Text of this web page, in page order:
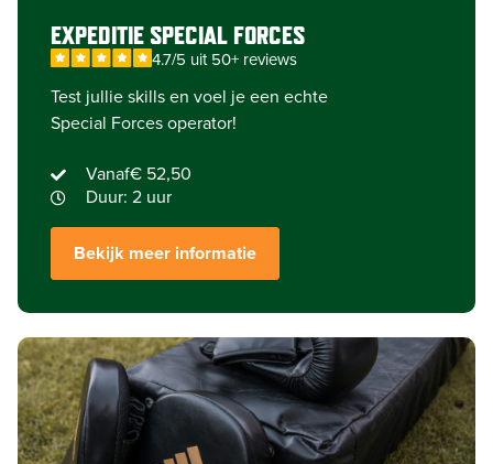
EXPEDITIE SPECIAL FORCES
4.7/5 uit 50+ reviews
Test jullie skills en voel je een echte
Special Forces operator!
Vanaf€ 52,50
Duur: 2 uur
Bekijk meer informatie